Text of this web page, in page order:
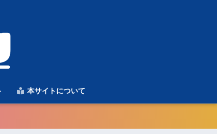
本サイトについて